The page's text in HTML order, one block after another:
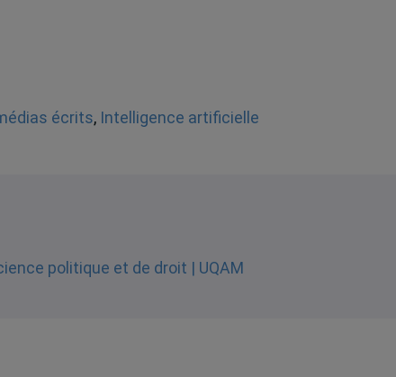
écrits, Intelligence artificielle